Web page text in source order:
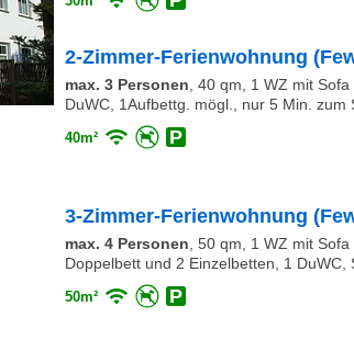
2-Zimmer-Ferienwohnung
max. 3 Personen 40 qm, 1 WZ mit
DuWC, 1Aufbettg. mögl., nur 5 Min. zum
40m²
3-Zimmer-Ferienwohnung
max. 4 Personen 50 qm, 1 WZ mit
Doppelbett und 2 Einzelbetten, 1
50m²